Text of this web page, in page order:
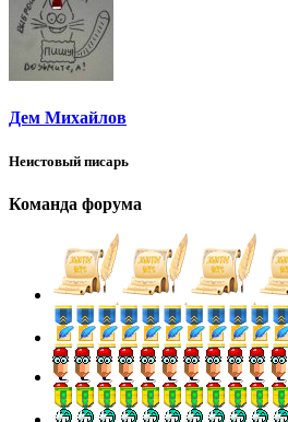
Дем Михайлов
Неистовый писарь
Команда форума